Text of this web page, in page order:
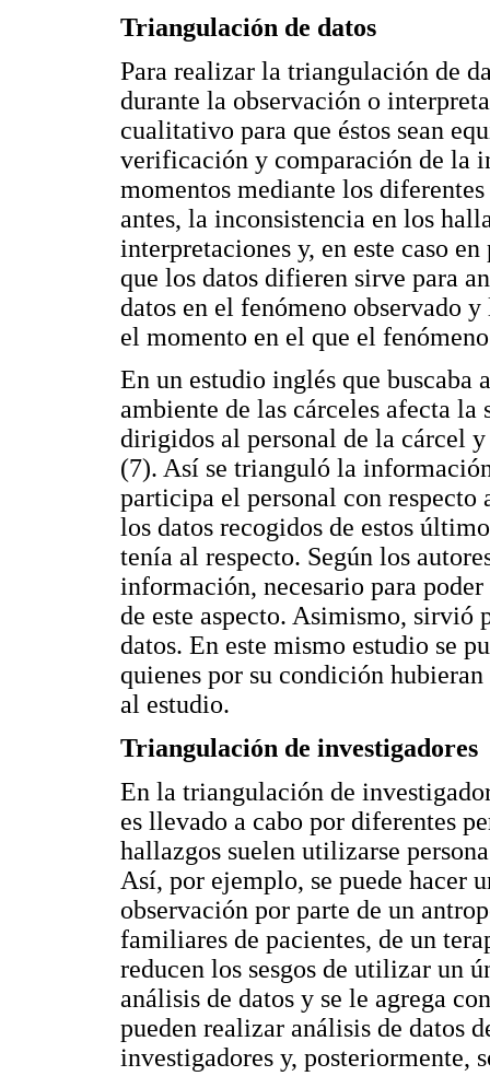
Triangulación de datos
Para realizar la triangulación de
durante la observación o
cualitativo para que éstos sean
verificación y comparación de la
momentos mediante los
antes, la inconsistencia en los
interpretaciones y, en este caso
que los datos difieren sirve para
datos en el fenómeno observado
el momento en el que el
En un estudio inglés que
ambiente de las cárceles afecta
dirigidos al personal de la cárcel
(7). Así se trianguló la
participa el personal con
los datos recogidos de estos
tenía al respecto. Según los
información, necesario para
de este aspecto. Asimismo, sirvió
datos. En este mismo estudio se
quienes por su condición
al estudio.
Triangulación de investigadores
En la triangulación de
es llevado a cabo por diferentes
hallazgos suelen utilizarse
Así, por ejemplo, se puede hacer
observación por parte de un
familiares de pacientes, de un
reducen los sesgos de utilizar un
análisis de datos y se le agrega
pueden realizar análisis de datos
investigadores y, posteriormente,